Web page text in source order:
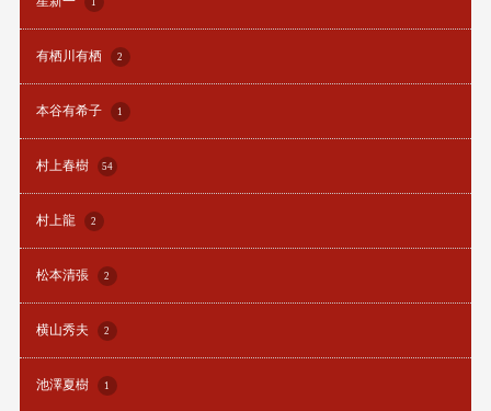
1
有栖川有栖 2
本谷有希子 1
村上春樹 54
村上龍 2
松本清張 2
横山秀夫 2
池澤夏樹 1